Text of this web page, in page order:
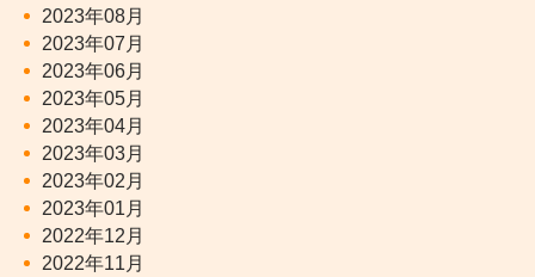
2023年08月
2023年07月
2023年06月
2023年05月
2023年04月
2023年03月
2023年02月
2023年01月
2022年12月
2022年11月